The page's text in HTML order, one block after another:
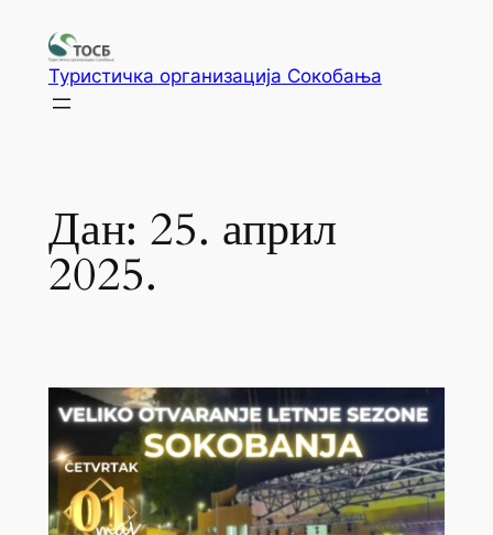
Туристичка организација Сокобања
Дан: 25. април
2025.